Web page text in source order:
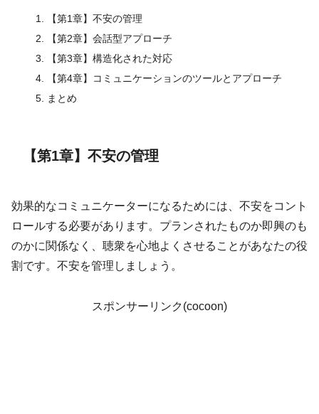
【第1章】不安の管理
【第2章】会話型アプローチ
【第3章】構造化された対応
【第4章】コミュニケーションのツールとアプローチ
まとめ
【第1章】不安の管理
効果的なコミュニケーターになるためには、不安をコント
ロールする必要があります。プランされたものか即興のも
のかに関係なく、聴衆を心地よくさせることがあなたの役
割です。不安を管理しましょう。
スポンサーリンク(cocoon)